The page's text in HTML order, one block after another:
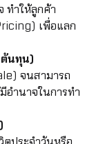
ทำให้ลูกค้า
เพื่อแลก
นทุน)
จนสามารถ
อำนาจในการทำ